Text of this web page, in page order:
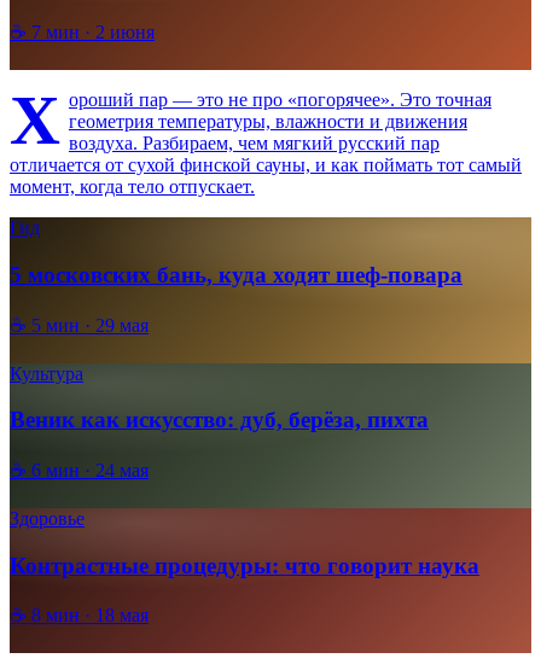
☕ 7 мин · 2 июня
Х ороший пар — это не про «погорячее». Это точная
геометрия температуры, влажности и движения
воздуха. Разбираем, чем мягкий русский пар
отличается от сухой финской сауны, и как поймать тот самый
момент, когда тело отпускает.
Гид
5 московских бань, куда ходят шеф-повара
☕ 5 мин · 29 мая
Культура
Веник как искусство: дуб, берёза, пихта
☕ 6 мин · 24 мая
Здоровье
Контрастные процедуры: что говорит наука
☕ 8 мин · 18 мая